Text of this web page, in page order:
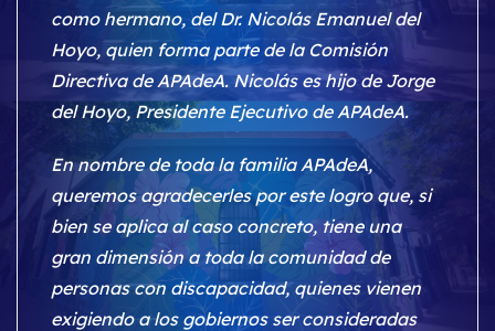
como hermano, del Dr. Nicolás Emanuel del
Hoyo, quien forma parte de la Comisión
Directiva de APAdeA. Nicolás es hijo de Jorge
del Hoyo, Presidente Ejecutivo de APAdeA.
En nombre de toda la familia APAdeA,
queremos agradecerles por este logro que, si
bien se aplica al caso concreto, tiene una
gran dimensión a toda la comunidad de
personas con discapacidad, quienes vienen
exigiendo a los gobiernos ser consideradas